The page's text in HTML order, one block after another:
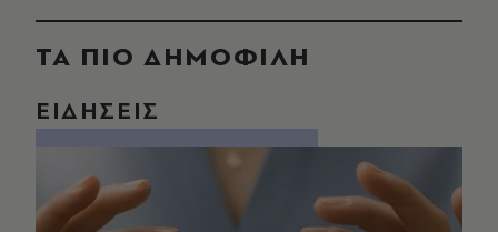
ΤΑ ΠΙΟ ΔΗΜΟΦΙΛΗ
ΕΙΔΗΣΕΙΣ